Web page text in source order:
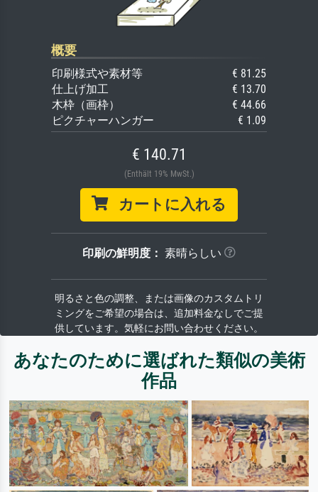
概要
印刷様式や素材等
€ 81.25
仕上げ加工
€ 13.70
木枠（画枠）
€ 44.66
ピクチャーハンガー
€ 1.09
€ 140.71
(Enthält 19% MwSt.)
カートに入れる
印刷の鮮明度： 素晴らしい
明るさと色の調整、または画像のカスタムトリ
ミングをご希望の場合は、追加料金なしでご提
供しています。気軽にお問い合わせください。
あなたのために選ばれた類似の美術
作品